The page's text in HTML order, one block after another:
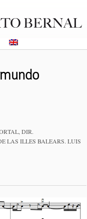
DIR.
LAS ILLES BALEARS. LUIS